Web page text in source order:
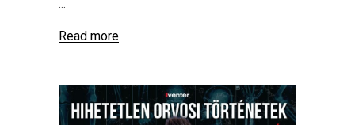
Read more